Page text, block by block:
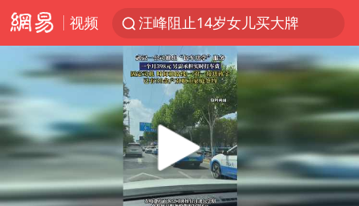
视频
汪峰阻止14岁女儿买大牌
中国女篮热身赛7日将战尼日利亚
朱雨玲晋级WTT横滨冠军赛女单八强
美国将对多晶硅衍生品加征15%关税
泰国校园枪击案死亡人数升至7人
陕西省委书记赶赴柞水县杏坪镇